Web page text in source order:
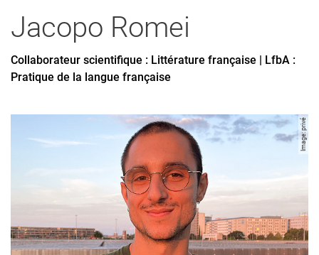
Jacopo Romei
Collaborateur scientifique : Littérature française | LfbA :
Pratique de la langue française
Image: privé